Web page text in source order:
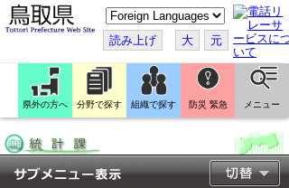
こ
の
ペ
ー
ジ
翻
訳
す
読み上げ 大 元
県外の方へ 分野で探す 組織で探す 防災 緊急 メニュー